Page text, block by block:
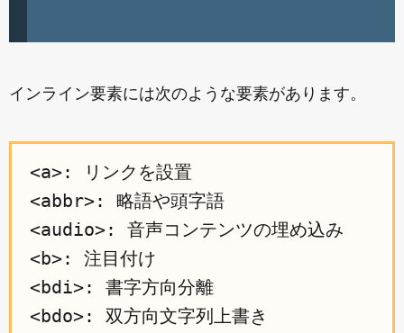
インライン要素には次のような要素があります。
<a>: リンクを設置
<abbr>: 略語や頭字語
<audio>: 音声コンテンツの埋め込み
<b>: 注目付け
<bdi>: 書字方向分離
<bdo>: 双方向文字列上書き